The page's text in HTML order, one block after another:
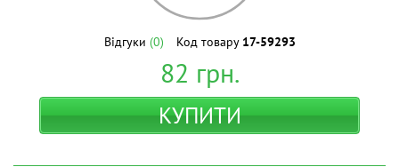
Відгуки (0) Код товару 17-59293
82 грн.
КУПИТИ